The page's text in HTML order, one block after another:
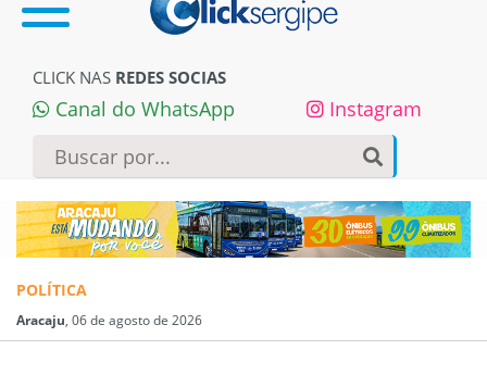
CLICK NAS REDES SOCIAS
Canal do WhatsApp Instagram
POLÍTICA
Aracaju, 06 de agosto de 2026